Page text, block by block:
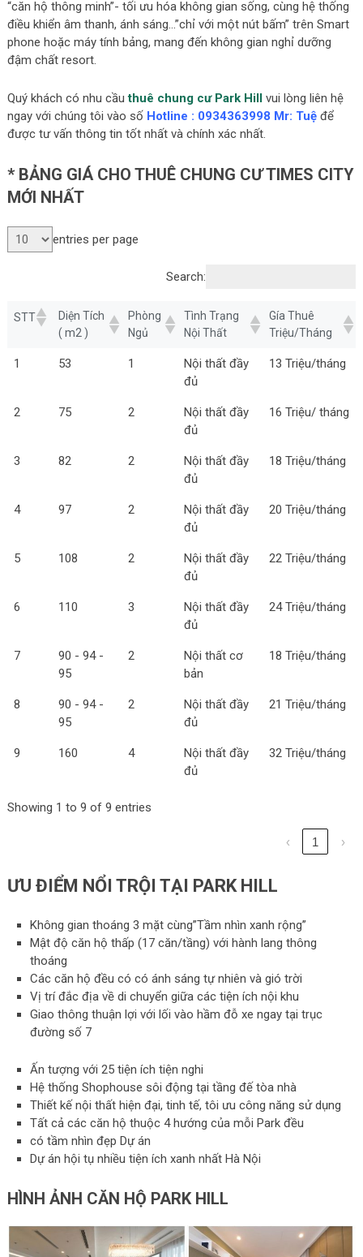
“căn hộ thông minh”- tối ưu hóa không gian sống, cùng hệ thống
điều khiển âm thanh, ánh sáng…”chỉ với một nút bấm” trên Smart
phone hoặc máy tính bảng, mang đến không gian nghỉ dưỡng
đậm chất resort.
Quý khách có nhu cầuthuê chung cư Park Hill vui lòng liên hệ
ngay với chúng tôi vào số Hotline : 0934363998 Mr: Tuệ để
được tư vấn thông tin tốt nhất và chính xác nhất.
* BẢNG GIÁCHO THUÊ CHUNG CƯ TIMES CITY
MỚI NHẤT
entries per page
Search:
STT
Diện Tích
( m2 )
Phòng
Ngủ
Tình Trạng
Nội Thất
Gía Thuê
Triệu/Tháng
1 53 1
Nội thất đầy
đủ
13 Triệu/tháng
2 75 2
Nội thất đầy
đủ
16 Triệu/ tháng
3 82 2
Nội thất đầy
đủ
18 Triệu/tháng
4 97 2
Nội thất đầy
đủ
20 Triệu/tháng
5 108 2
Nội thất đầy
đủ
22 Triệu/tháng
6 110 3
Nội thất đầy
đủ
24 Triệu/tháng
7
90 - 94 -
95
2
Nội thất cơ
bản
18 Triệu/tháng
8
90 - 94 -
95
2
Nội thất đầy
đủ
21 Triệu/tháng
9 160 4
Nội thất đầy
đủ
32 Triệu/tháng
Showing 1 to 9 of 9 entries
‹ 1 ›
ƯU ĐIỂM NỔI TRỘI TẠI PARK HILL
Không gian thoáng 3 mặt cùng”Tầm nhìn xanh rộng”
Mật độ căn hộ thấp (17 căn/tầng) với hành lang thông
thoáng
Các căn hộ đều có có ánh sáng tự nhiên và gió trời
Vị trí đắc địa về di chuyển giữa các tiện ích nội khu
Giao thông thuận lợi với lối vào hầm đỗ xe ngay tại trục
đường số 7
Ấn tượng với 25 tiện ích tiện nghi
Hệ thống Shophouse sôi động tại tầng đế tòa nhà
Thiết kế nội thất hiện đại, tinh tế, tôi ưu công năng sử dụng
Tất cả các căn hộ thuộc 4 hướng của mỗi Park đều
có tầm nhìn đẹp Dự án
Dự án hội tụ nhiều tiện ích xanh nhất Hà Nội
HÌNH ẢNH CĂN HỘ PARK HILL